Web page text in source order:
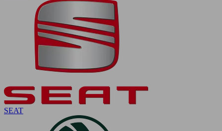
SEAT